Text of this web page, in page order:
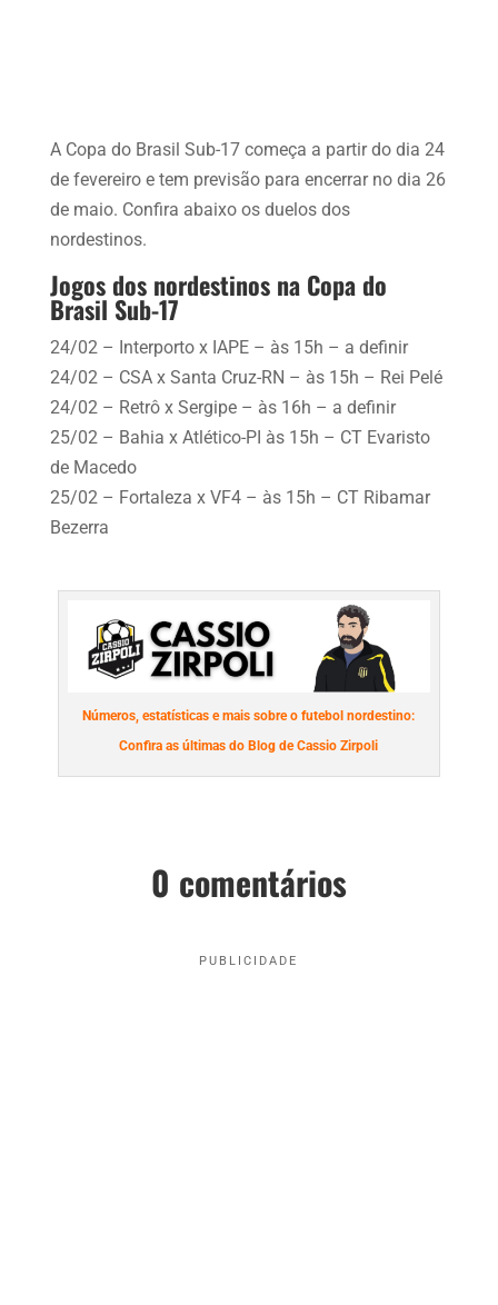
A Copa do Brasil Sub-17 começa a partir do dia 24
de fevereiro e tem previsão para encerrar no dia 26
de maio. Confira abaixo os duelos dos
nordestinos.
Jogos dos nordestinos na Copa do
Brasil Sub-17
24/02 – Interporto x IAPE – às 15h – a definir
24/02 – CSA x Santa Cruz-RN – às 15h – Rei Pelé
24/02 – Retrô x Sergipe – às 16h – a definir
25/02 – Bahia x Atlético-PI às 15h – CT Evaristo
de Macedo
25/02 – Fortaleza x VF4 – às 15h – CT Ribamar
Bezerra
Números, estatísticas e mais sobre o futebol nordestino:
Confira as últimas do Blog de Cassio Zirpoli
0 comentários
PUBLICIDADE